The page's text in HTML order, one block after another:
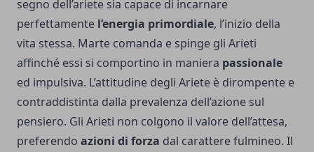
segno dell’ariete sia capace di incarnare
perfettamente l’energia primordiale, l’inizio della
vita stessa. Marte comanda e spinge gli Arieti
affinché essi si comportino in maniera passionale
ed impulsiva. L’attitudine degli Ariete è dirompente e
contraddistinta dalla prevalenza dell’azione sul
pensiero. Gli Arieti non colgono il valore dell’attesa,
preferendo azioni di forza dal carattere fulmineo. Il